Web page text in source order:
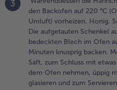
Die
auf
Blech
Ofen auf der
Schiene
3
den Backofen auf 220 °C
Umluft) vorheizen. Honig,
Die aufgetauten Schenkel
bedeckten Blech im Ofen
Minuten knusprig backen.
Saft, zum Schluss mit
dem Ofen nehmen, üppig
glasieren und zum